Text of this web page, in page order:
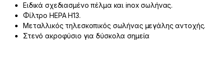
Ειδικά σχεδιασμένο πέλμα και inox σωλήνας.
Φίλτρο HEPA H13.
Μεταλλικός τηλεσκοπικός σωλήνας μεγάλης αντοχής.
Στενό ακροφύσιο για δύσκολα σημεία